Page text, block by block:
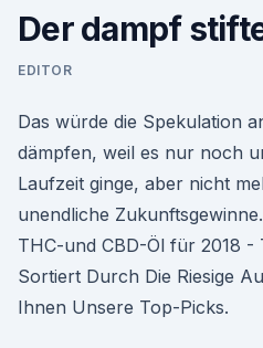
Der dampf
EDITOR
Das würde die Spekulation
dämpfen, weil es nur noch
Laufzeit ginge, aber nicht
unendliche
THC-und CBD-Öl für 2018 -
Sortiert Durch Die Riesige
Ihnen Unsere Top-Picks.